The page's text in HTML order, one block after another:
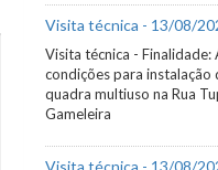
Visita técnica - 13/08/
Visita técnica - Finalidade:
condições para instalação
quadra multiuso na Rua
Gameleira
Visita técnica - 13/08/